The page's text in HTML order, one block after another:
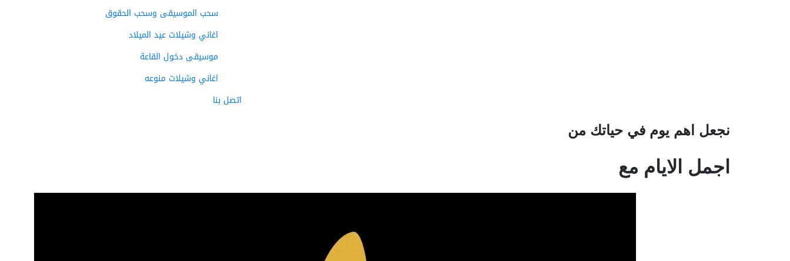
سحب الموسيقى وسحب الحقوق
اغاني وشيلات عيد الميلاد
موسيقى دخول القاعة
اغاني وشيلات منوعه
اتصل بنا
نجعل اهم يوم في حياتك من
اجمل الايام مع